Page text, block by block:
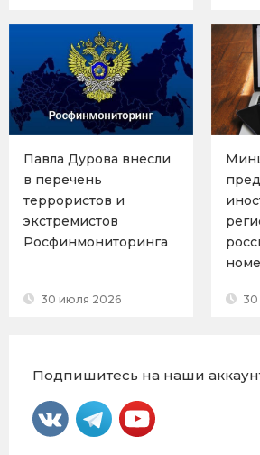
Павла Дурова внесли
в перечень
террористов и
экстремистов
Росфинмониторинга
30 июля 2026
Подпишитесь на наши